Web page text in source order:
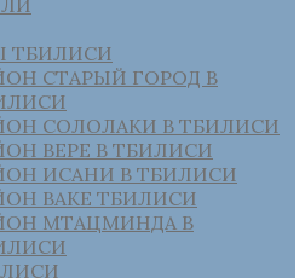
ТБИЛИСИ
СТАРЫЙ ГОРОД В
СОЛОЛАКИ В ТБИЛИСИ
ВЕРЕ В ТБИЛИСИ
ИСАНИ В ТБИЛИСИ
ВАКЕ ТБИЛИСИ
МТАЦМИНДА В